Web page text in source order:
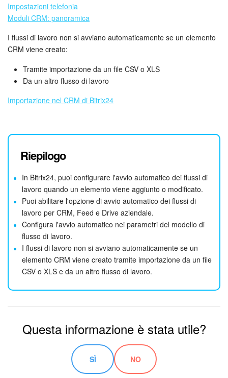
Impostazioni telefonia
Moduli CRM: panoramica
I flussi di lavoro non si avviano automaticamente se un elemento
CRM viene creato:
Tramite importazione da un file CSV o XLS
Da un altro flusso di lavoro
Importazione nel CRM di Bitrix24
Riepilogo
In Bitrix24, puoi configurare l'avvio automatico dei flussi di
lavoro quando un elemento viene aggiunto o modificato.
Puoi abilitare l'opzione di avvio automatico dei flussi di
lavoro per CRM, Feed e Drive aziendale.
Configura l'avvio automatico nei parametri del modello di
flusso di lavoro.
I flussi di lavoro non si avviano automaticamente se un
elemento CRM viene creato tramite importazione da un file
CSV o XLS e da un altro flusso di lavoro.
Questa informazione è stata utile?
SÌ NO